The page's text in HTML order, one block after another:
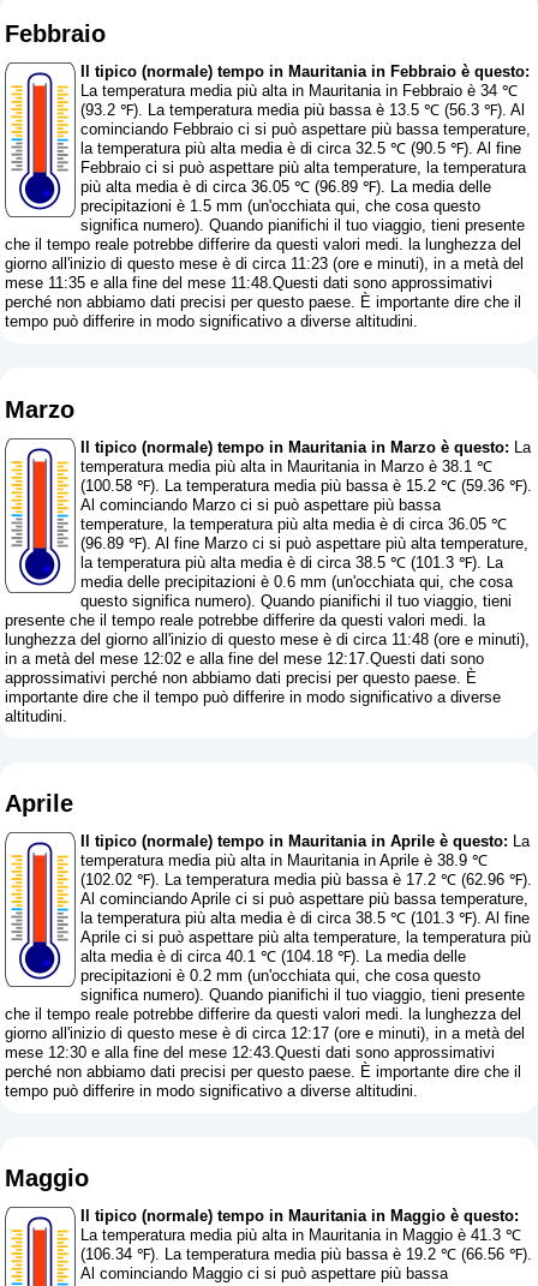
Febbraio
Il tipico (normale) tempo in Mauritania in Febbraio è questo:
La temperatura media più alta in Mauritania in Febbraio è 34 ℃
(93.2 ℉). La temperatura media più bassa è 13.5 ℃ (56.3 ℉). Al
cominciando Febbraio ci si può aspettare più bassa temperature,
la temperatura più alta media è di circa 32.5 ℃ (90.5 ℉). Al fine
Febbraio ci si può aspettare più alta temperature, la temperatura
più alta media è di circa 36.05 ℃ (96.89 ℉). La media delle
precipitazioni è 1.5 mm (un'occhiata qui, che cosa questo
significa numero). Quando pianifichi il tuo viaggio, tieni presente
che il tempo reale potrebbe differire da questi valori medi. la lunghezza del
giorno all'inizio di questo mese è di circa 11:23 (ore e minuti), in a metà del
mese 11:35 e alla fine del mese 11:48.Questi dati sono approssimativi
perché non abbiamo dati precisi per questo paese. È importante dire che il
tempo può differire in modo significativo a diverse altitudini.
Marzo
Il tipico (normale) tempo in Mauritania in Marzo è questo: La
temperatura media più alta in Mauritania in Marzo è 38.1 ℃
(100.58 ℉). La temperatura media più bassa è 15.2 ℃ (59.36 ℉).
Al cominciando Marzo ci si può aspettare più bassa
temperature, la temperatura più alta media è di circa 36.05 ℃
(96.89 ℉). Al fine Marzo ci si può aspettare più alta temperature,
la temperatura più alta media è di circa 38.5 ℃ (101.3 ℉). La
media delle precipitazioni è 0.6 mm (un'occhiata qui, che cosa
questo significa numero). Quando pianifichi il tuo viaggio, tieni
presente che il tempo reale potrebbe differire da questi valori medi. la
lunghezza del giorno all'inizio di questo mese è di circa 11:48 (ore e minuti),
in a metà del mese 12:02 e alla fine del mese 12:17.Questi dati sono
approssimativi perché non abbiamo dati precisi per questo paese. È
importante dire che il tempo può differire in modo significativo a diverse
altitudini.
Aprile
Il tipico (normale) tempo in Mauritania in Aprile è questo: La
temperatura media più alta in Mauritania in Aprile è 38.9 ℃
(102.02 ℉). La temperatura media più bassa è 17.2 ℃ (62.96 ℉).
Al cominciando Aprile ci si può aspettare più bassa temperature,
la temperatura più alta media è di circa 38.5 ℃ (101.3 ℉). Al fine
Aprile ci si può aspettare più alta temperature, la temperatura più
alta media è di circa 40.1 ℃ (104.18 ℉). La media delle
precipitazioni è 0.2 mm (un'occhiata qui, che cosa questo
significa numero). Quando pianifichi il tuo viaggio, tieni presente
che il tempo reale potrebbe differire da questi valori medi. la lunghezza del
giorno all'inizio di questo mese è di circa 12:17 (ore e minuti), in a metà del
mese 12:30 e alla fine del mese 12:43.Questi dati sono approssimativi
perché non abbiamo dati precisi per questo paese. È importante dire che il
tempo può differire in modo significativo a diverse altitudini.
Maggio
Il tipico (normale) tempo in Mauritania in Maggio è questo:
La temperatura media più alta in Mauritania in Maggio è 41.3 ℃
(106.34 ℉). La temperatura media più bassa è 19.2 ℃ (66.56 ℉).
Al cominciando Maggio ci si può aspettare più bassa